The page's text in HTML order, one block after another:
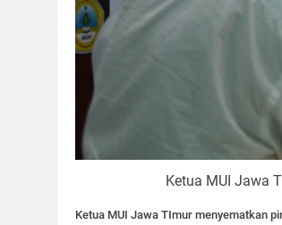
Ketua MUI Jawa
Ketua MUI Jawa TImur menyematkan